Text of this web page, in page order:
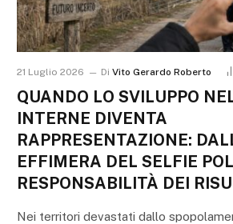
21 Luglio 2026 Di Vito Gerardo Roberto
QUANDO LO SVILUPPO
INTERNE DIVENTA
RAPPRESENTAZIONE:
EFFIMERA DEL SELFIE
RESPONSABILITÀ DEI
Nei territori devastati dallo